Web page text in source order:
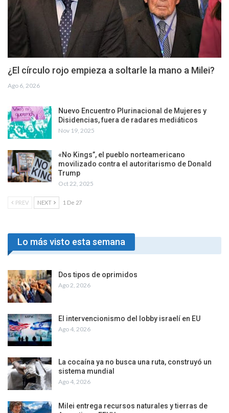
¿El círculo rojo empieza a soltarle la mano a Milei?
Ago 6, 2026
Nuevo Encuentro Plurinacional de Mujeres y
Disidencias, fuera de radares mediáticos
Nov 19, 2025
«No Kings”, el pueblo norteamericano
movilizado contra el autoritarismo de Donald
Trump
Oct 22, 2025
PREV NEXT 1 De 27
Lo más visto esta semana
Dos tipos de oprimidos
Ago 2, 2026
El intervencionismo del lobby israelí en EU
Ago 4, 2026
La cocaína ya no busca una ruta, construyó un
sistema mundial
Ago 4, 2026
Milei entrega recursos naturales y tierras de